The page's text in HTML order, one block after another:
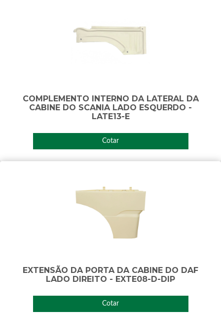
COMPLEMENTO INTERNO DA LATERAL DA
CABINE DO SCANIA LADO ESQUERDO -
LATE13-E
Cotar
EXTENSÃO DA PORTA DA CABINE DO DAF
LADO DIREITO - EXTE08-D-DIP
Cotar